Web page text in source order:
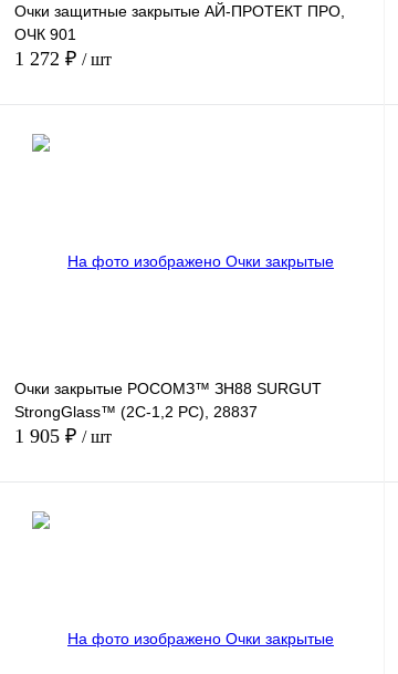
Очки защитные закрытые АЙ-ПРОТЕКТ ПРО,
ОЧК 901
1 272 ₽ / шт
В избранное Под заказ
Очки закрытые РОСОМЗ™ ЗН88 SURGUT
StrongGlass™ (2С-1,2 РС), 28837
1 905 ₽ / шт
В избранное
В